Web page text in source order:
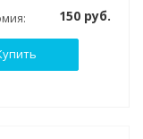
150 руб.